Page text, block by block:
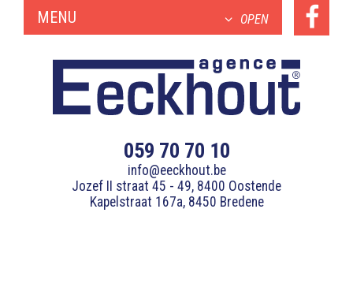
MENU OPEN
059 70 70 10
info@eeckhout.be
Jozef II straat 45 - 49, 8400 Oostende
Kapelstraat 167a, 8450 Bredene